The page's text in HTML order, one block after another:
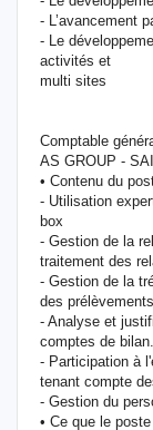
- L’avancement
- Le
activités et
multi sites
Comptable
AS GROUP -
• Contenu du
- Utilisation
box
- Gestion de la
traitement des
- Gestion de la
des
- Analyse et
comptes de bilan.
- Participation à
tenant compte
- Gestion du
• Ce que le